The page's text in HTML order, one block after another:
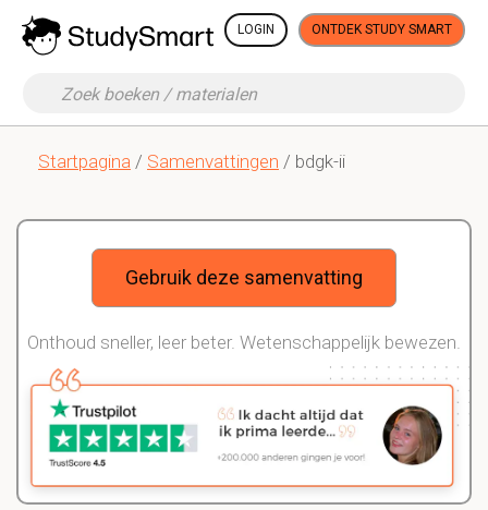
LOGIN ONTDEK STUDY SMART
Startpagina / Samenvattingen / bdgk-ii
Gebruik deze samenvatting
Onthoud sneller, leer beter. Wetenschappelijk bewezen.